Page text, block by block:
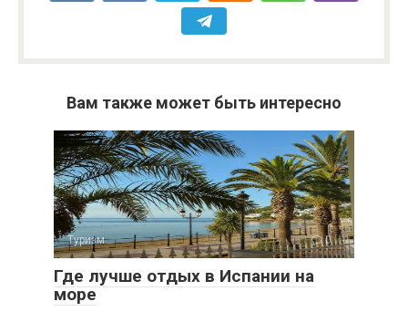
Вам также может быть интересно
Туризм 0
Где лучше отдых в Испании на
море